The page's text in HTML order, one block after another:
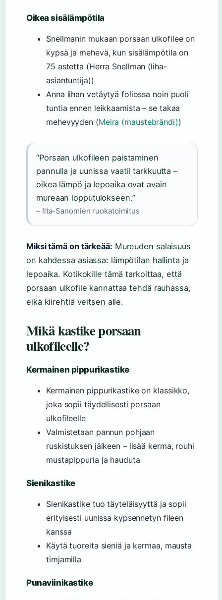
Oikea sisälämpötila
Snellmanin mukaan porsaan ulkofilee on
kypsä ja mehevä, kun sisälämpötila on
75 astetta (Herra Snellman (liha-
asiantuntija))
Anna lihan vetäytyä foliossa noin puoli
tuntia ennen leikkaamista – se takaa
mehevyyden (Meira (maustebrändi))
“Porsaan ulkofileen paistaminen
pannulla ja uunissa vaatii tarkkuutta –
oikea lämpö ja lepoaika ovat avain
mureaan lopputulokseen.”
– Ilta-Sanomien ruokatoimitus
Miksi tämä on tärkeää: Mureuden salaisuus
on kahdessa asiassa: lämpötilan hallinta ja
lepoaika. Kotikokille tämä tarkoittaa, että
porsaan ulkofile kannattaa tehdä rauhassa,
eikä kiirehtiä veitsen alle.
Mikä kastike porsaan
ulkofileelle?
Kermainen pippurikastike
Kermainen pippurikastike on klassikko,
joka sopii täydellisesti porsaan
ulkofileelle
Valmistetaan pannun pohjaan
ruskistuksen jälkeen – lisää kerma, rouhi
mustapippuria ja hauduta
Sienikastike
Sienikastike tuo täyteläisyyttä ja sopii
erityisesti uunissa kypsennetyn fileen
kanssa
Käytä tuoreita sieniä ja kermaa, mausta
timjamilla
Punaviinikastike